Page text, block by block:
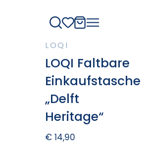
LOQI
LOQI Faltbare
Einkaufstasche
„Delft
Heritage“
€14,90